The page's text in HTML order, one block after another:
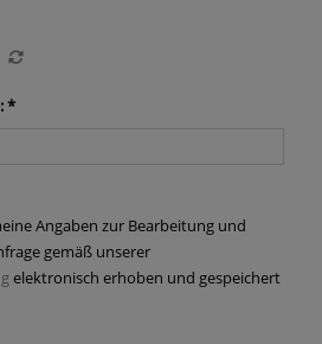
*
Angaben zur Bearbeitung und
gemäß unserer
elektronisch erhoben und gespeichert